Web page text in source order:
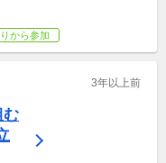
から参加
3年以上前
む